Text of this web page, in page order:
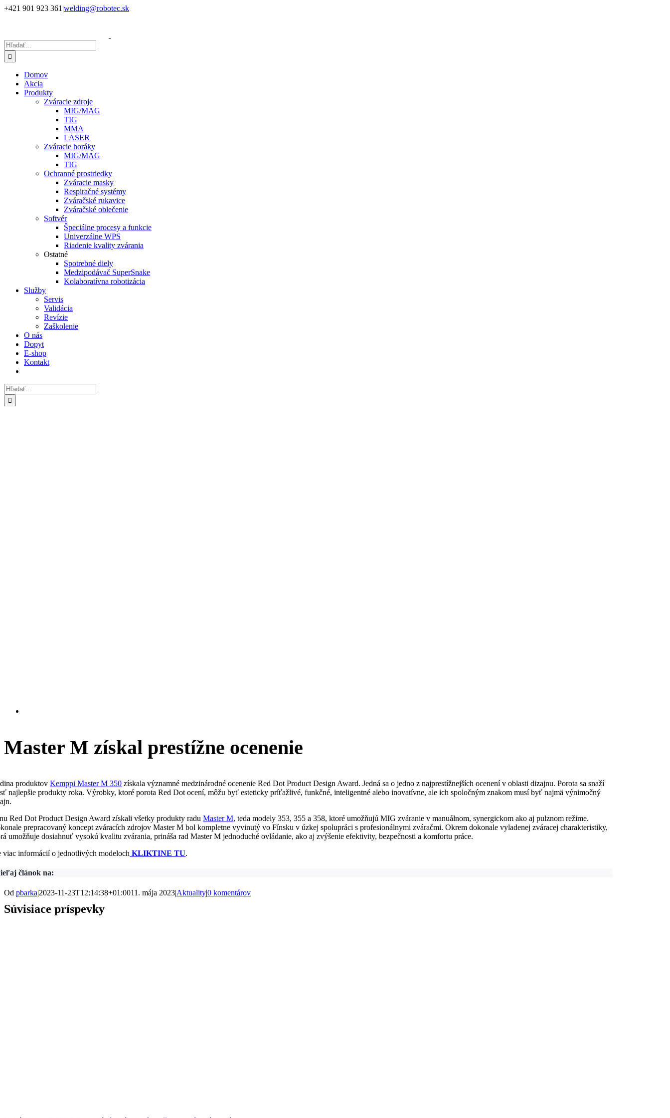
Skip
+421 901 923 361 |welding@robotec.sk
Hľadať:
Domov
Akcia
Produkty
Zváracie zdroje
MIG/MAG
TIG
MMA
LASER
Zváracie horáky
MIG/MAG
TIG
Ochranné prostriedky
Zváracie masky
Respiračné systémy
Zváračské rukavice
Zváračské oblečenie
Softvér
Špeciálne procesy a funkcie
Univerzálne WPS
Riadenie kvality zvárania
Ostatné
Spotrebné diely
Medzipodávač SuperSnake
Kolaboratívna robotizácia
Služby
Servis
Validácia
Revízie
Zaškolenie
O nás
Dopyt
E-shop
Kontakt
Hľadať:
Master M získal prestížne ocenenie
produktovKemppi Master M 350 získala významné medzinárodné ocenenie Red Dot Product Design Award. Jedná sa o jedno z najprestížnejších ocenení v oblasti dizajnu. Porota sa snaží
najlepšie produkty roka. Výrobky, ktoré porota Red Dot ocení, môžu byť esteticky príťažlivé, funkčné, inteligentné alebo inovatívne, ale ich spoločným znakom musí byť najmä výnimočný
Red Dot Product Design Award získali všetky produkty raduMaster M, teda modely 353, 355 a 358, ktoré umožňujú MIG zváranie v manuálnom, synergickom ako aj pulznom režime.
prepracovaný koncept zváracích zdrojov Master M bol kompletne vyvinutý vo Fínsku v úzkej spolupráci s profesionálnymi zváračmi. Okrem dokonale vyladenej zváracej charakteristiky,
umožňuje dosiahnuť vysokú kvalitu zvárania, prináša rad Master M jednoduché ovládanie, ako aj zvýšenie efektivity, bezpečnosti a komfortu práce.
viac informácií o jednotlivých modeloch KLIKTINE TU.
článok na:
Od pbarka|2023-11-23T12:14:38+01:0011. mája 2023|Aktuality|0 komentárov
Súvisiace príspevky